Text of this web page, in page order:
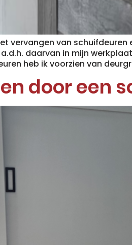
vervangen van
daarvan in mijn
heb ik voorzien van
door een